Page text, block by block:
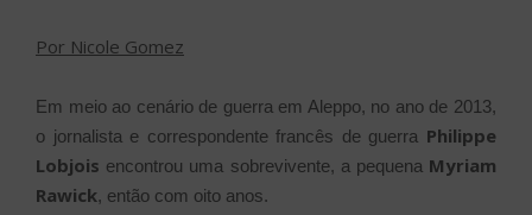
Por Nicole Gomez
Em meio ao cenário de guerra em Aleppo, no ano de 2013,
o jornalista e correspondente francês de guerra Philippe
Lobjois encontrou uma sobrevivente, a pequena Myriam
Rawick, então com oito anos.